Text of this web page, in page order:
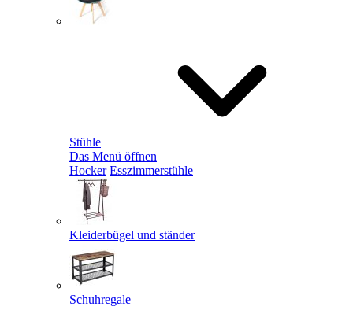
Stühle
Das Menü öffnen
Hocker Esszimmerstühle
Kleiderbügel und ständer
Schuhregale